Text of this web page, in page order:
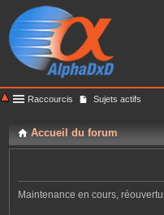
Raccourcis Sujets actifs
Accueil du forum
Maintenance en cours,